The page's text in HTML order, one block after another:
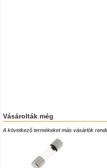
Vásárolták még
A következő termékeket más vásárlók